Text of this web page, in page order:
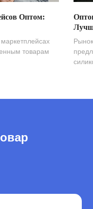
Оптом:
товарам